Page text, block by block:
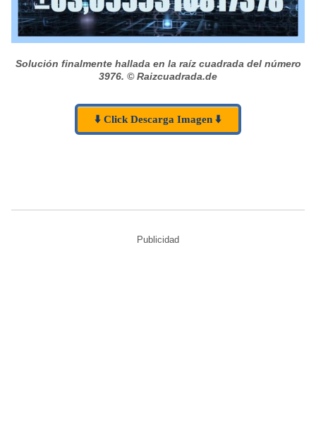
Solución finalmente hallada en la raíz cuadrada del número
3976. © Raizcuadrada.de
⬇️ Click Descarga Imagen ⬇️
Publicidad